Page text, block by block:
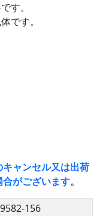
す。
です。
ャンセル又は出荷
がございます。
156